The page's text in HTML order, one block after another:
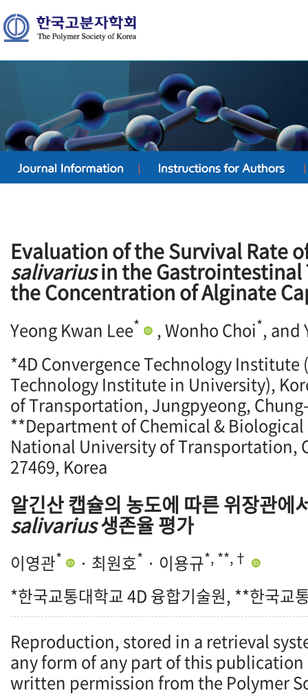
Evaluation of the Survival Rate
salivariusin the Gastrointestinal
the Concentration of Alginate
Yeong Kwan Lee* , Wonho Choi*, and
*4D Convergence Technology Institute
Technology Institute in University),
of Transportation, Jungpyeong,
**Department of Chemical &
National University of Transportation,
27469, Korea
알긴산 캡슐의 농도에 따른 위장관에
salivarius생존율 평가
이영관* · 최원호* · 이용규*, **,†
*한국교통대학교 4D 융합기술원, **한국교
Reproduction, stored in a retrieval
any form of any part of this
written permission from the Polymer